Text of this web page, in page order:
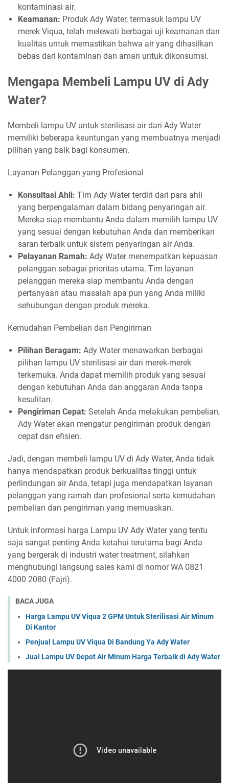
kontaminasi air.
Keamanan: Produk Ady Water, termasuk lampu UV
merek Viqua, telah melewati berbagai uji keamanan dan
kualitas untuk memastikan bahwa air yang dihasilkan
bebas dari kontaminan dan aman untuk dikonsumsi.
Mengapa Membeli Lampu UV di Ady
Water?
Membeli lampu UV untuk sterilisasi air dari Ady Water
memiliki beberapa keuntungan yang membuatnya menjadi
pilihan yang baik bagi konsumen.
Layanan Pelanggan yang Profesional
Konsultasi Ahli: Tim Ady Water terdiri dari para ahli
yang berpengalaman dalam bidang penyaringan air.
Mereka siap membantu Anda dalam memilih lampu UV
yang sesuai dengan kebutuhan Anda dan memberikan
saran terbaik untuk sistem penyaringan air Anda.
Pelayanan Ramah: Ady Water menempatkan kepuasan
pelanggan sebagai prioritas utama. Tim layanan
pelanggan mereka siap membantu Anda dengan
pertanyaan atau masalah apa pun yang Anda miliki
sehubungan dengan produk mereka.
Kemudahan Pembelian dan Pengiriman
Pilihan Beragam: Ady Water menawarkan berbagai
pilihan lampu UV sterilisasi air dari merek-merek
terkemuka. Anda dapat memilih produk yang sesuai
dengan kebutuhan Anda dan anggaran Anda tanpa
kesulitan.
Pengiriman Cepat: Setelah Anda melakukan pembelian,
Ady Water akan mengatur pengiriman produk dengan
cepat dan efisien.
Jadi, dengan membeli lampu UV di Ady Water, Anda tidak
hanya mendapatkan produk berkualitas tinggi untuk
perlindungan air Anda, tetapi juga mendapatkan layanan
pelanggan yang ramah dan profesional serta kemudahan
pembelian dan pengiriman yang memuaskan.
Untuk informasi harga Lampu UV Ady Water yang tentu
saja sangat penting Anda ketahui terutama bagi Anda
yang bergerak di industri water treatment, silahkan
menghubungi langsung sales kami di nomor WA 0821
4000 2080 (Fajri).
BACA JUGA
Harga Lampu UV Viqua 2 GPM Untuk Sterilisasi Air Minum
Di Kantor
Penjual Lampu UV Viqua Di Bandung Ya Ady Water
Jual Lampu UV Depot Air Minum Harga Terbaik di Ady Water